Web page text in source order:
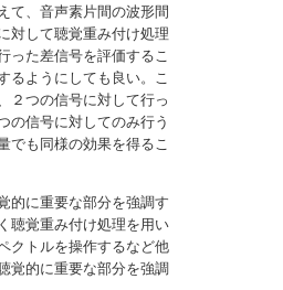
て、音声素片間の波形間
対して聴覚重み付け処理
った差信号を評価するこ
るようにしても良い。こ
２つの信号に対して行っ
の信号に対してのみ行う
でも同様の効果を得るこ
的に重要な部分を強調す
聴覚重み付け処理を用い
クトルを操作するなど他
覚的に重要な部分を強調